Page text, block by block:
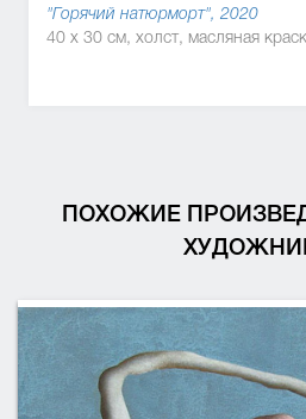
"Горячий натюрморт", 2020
40 x 30 см, холст, масляная
ПОХОЖИЕ